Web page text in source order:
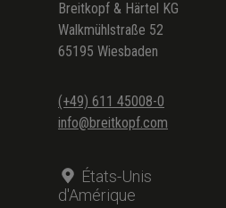
Breitkopf & Härtel KG
Walkmühlstraße 52
65195 Wiesbaden
(+49) 611 45008-0
info@breitkopf.com
États-Unis
d'Amérique